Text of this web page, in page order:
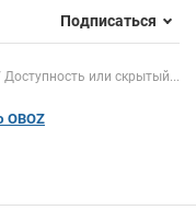
Подписаться
Доступность или скрытый...
OBOZ